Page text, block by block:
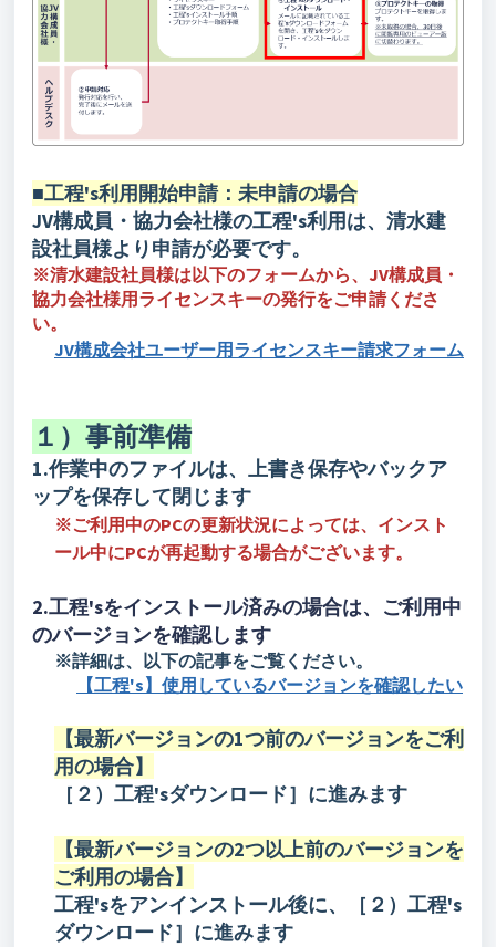
■工程's利用開始申請：未申請の場合
JV構成員・協力会社様の工程's利用は、清水建
設社員様より申請が必要です。
※清水建設社員様は以下のフォームから、JV構成員・
協力会社様用ライセンスキーの発行をご申請くださ
い。
JV構成会社ユーザー用ライセンスキー請求フォーム
１）事前準備
1.作業中のファイルは、上書き保存やバックア
ップを保存して閉じます
※ご利用中のPCの更新状況によっては、インスト
ール中にPCが再起動する場合がございます。
2.工程'sをインストール済みの場合は、ご利用中
のバージョンを確認します
※詳細は、以下の記事をご覧ください。
【工程's】使用しているバージョンを確認したい
【最新バージョンの1つ前のバージョンをご利
用の場合】
［２）工程'sダウンロード］に進みます
【最新バージョンの2つ以上前のバージョンを
ご利用の場合】
工程'sをアンインストール後に、［２）工程's
ダウンロード］に進みます